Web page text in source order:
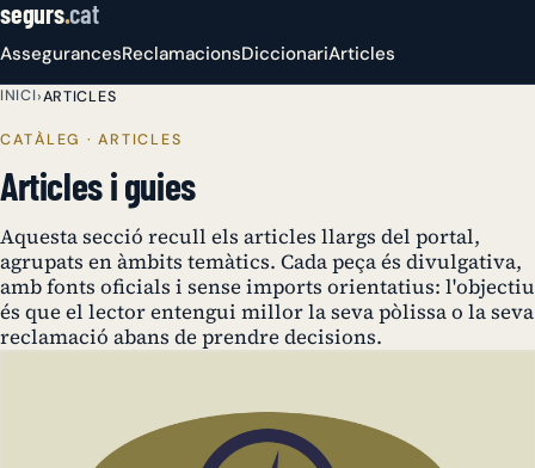
segurs.cat
AssegurancesReclamacionsDiccionariArticles
INICI›ARTICLES
CATÀLEG · ARTICLES
Articles i guies
Aquesta secció recull els articles llargs del portal,
agrupats en àmbits temàtics. Cada peça és divulgativa,
amb fonts oficials i sense imports orientatius: l'objectiu
és que el lector entengui millor la seva pòlissa o la seva
reclamació abans de prendre decisions.